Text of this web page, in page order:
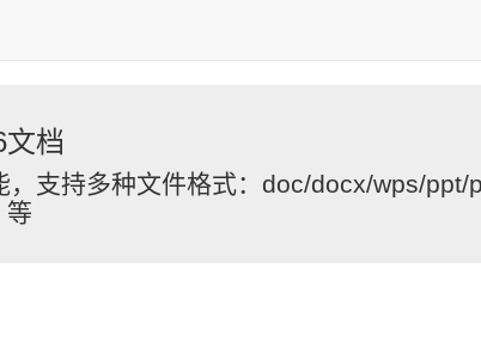
文档
支持多种文件格式：doc/docx/wps/ppt/
等